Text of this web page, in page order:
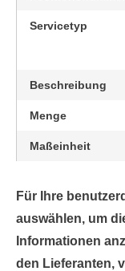
Servicetyp
Beschreibung
Menge
Maßeinheit
Für Ihre
auswählen, um
Informationen
den Lieferanten,